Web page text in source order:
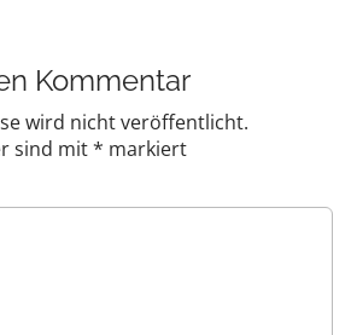
Kommentar
wird nicht veröffentlicht.
sind mit* markiert